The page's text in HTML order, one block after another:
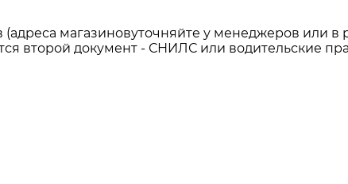
магазиновуточняйте у менеджеров или в
второй документ - СНИЛС или водительские